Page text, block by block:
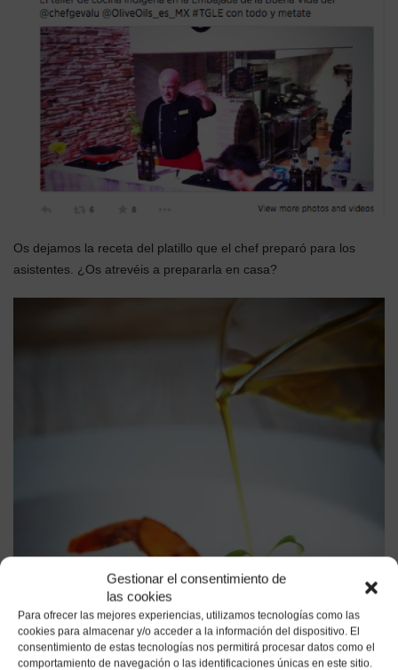
Gestionar el consentimiento de
las cookies
Para ofrecer las mejores experiencias, utilizamos tecnologías como las
cookies para almacenar y/o acceder a la información del dispositivo. El
consentimiento de estas tecnologías nos permitirá procesar datos como el
comportamiento de navegación o las identificaciones únicas en este sitio.
Os dejamos la receta del platillo que el chef preparó para los
asistentes. ¿Os atrevéis a prepararla en casa?